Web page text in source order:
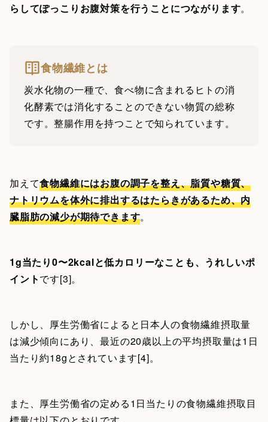
らしてぽっこりお腹対策を行うことにつながります。
食物繊維とは
炭水化物の一種で、食べ物に含まれるヒトの消
化酵素では消化することのできない物質の総称
です。整腸作用を持つことで知られています。
加えて食物繊維にはお腹の調子を整え、脂質や糖質、
ナトリウムを体外に排出するはたらきがあるため、内
臓脂肪の減少が期待できます。
1g当たり0〜2kcalと低カロリーなことも、うれしいポ
イントです[3]。
しかし、厚生労働省によると日本人の食物繊維摂取量
は減少傾向にあり、最近の20歳以上の平均摂取量は1日
当たり約18gとされています[4]。
また、厚生労働省の定める1日当たりの食物繊維摂取目